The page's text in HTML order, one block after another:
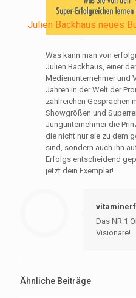
Julien Backhaus neues
Was kann man von
Julien Backhaus, einer
Medienunternehmer und
Jahren in der Welt der
zahlreichen Gesprächen
Showgrößen und
Jungunternehmer die
die nicht nur sie zu dem
sind, sondern auch ihn
Erfolgs entscheidend
jetzt dein Exemplar!
Das NR.1
Visionäre!
Ähnliche Beiträge